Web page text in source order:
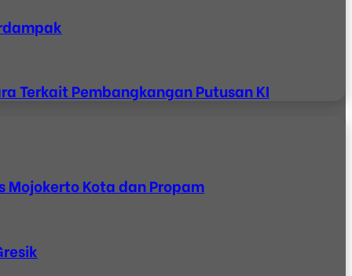
Terkait Pembangkangan Putusan KI
Mojokerto Kota dan Propam